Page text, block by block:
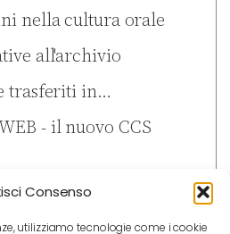
Consenso
utilizziamo tecnologie come i cookie
nella cultura orale
all'archivio
trasferiti in…
- il nuovo CCS